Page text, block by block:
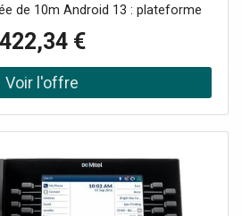
de 10m Android 13 : plateforme
de sécurité Écran tactile 7’’
productivité accrue Audio HD
Noise Proof Jusqu’à 16
audio 10 participants Wifi bi-
422,34 €